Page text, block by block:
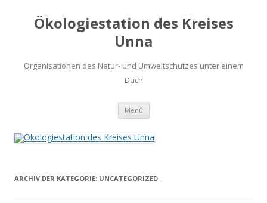
Ökologiestation des Kreises
Unna
Organisationen des Natur- und Umweltschutzes unter einem
Dach
Menü Zum
springen
ARCHIV DER KATEGORIE: UNCATEGORIZED